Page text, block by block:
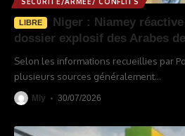
LIBRE
Niger : Niamey
dossier explosif des Arabes
Selon les informations recueillies par
plusieurs sources généralement…
Mly 30/07/2026